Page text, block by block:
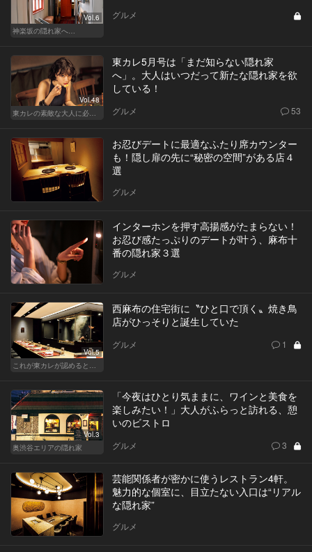
Vol.6
神楽坂の隠れ家へ…
グルメ
Vol.48
東カレの素敵な大人に必要なこと
東カレ5月号は「まだ知らない隠れ家
へ」。大人はいつだって新たな隠れ家を欲
している！
グルメ 53
お忍びデートに最適なふたり席カウンター
も！隠し扉の先に“秘密の空間”がある店４
選
グルメ
インターホンを押す高揚感がたまらない！
お忍び感たっぷりのデートが叶う、麻布十
番の隠れ家３選
グルメ
Vol.5
西麻布の住宅街に〝ひと口で頂く〟焼き鳥
店がひっそりと誕生していた
グルメ 1
Vol.3
奥渋谷エリアの隠れ家
「今夜はひとり気ままに、ワインと美食を
楽しみたい！」大人がふらっと訪れる、憩
いのビストロ
グルメ 3
芸能関係者が密かに使うレストラン4軒。
魅力的な個室に、目立たない入口は“リアル
な隠れ家”
グルメ